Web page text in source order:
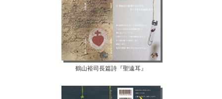
鶴山裕司長篇詩『聖遠耳』